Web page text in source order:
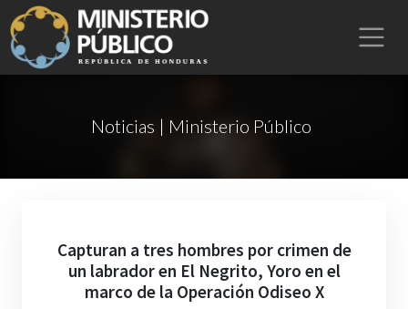
Noticias | Ministerio Público
Capturan a tres hombres por crimen de
un labrador en El Negrito, Yoro en el
marco de la Operación Odiseo X